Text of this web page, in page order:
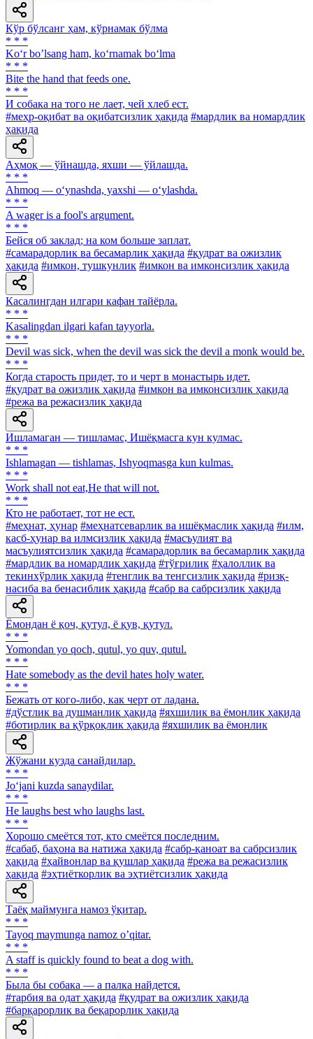
Кўр бўлсанг ҳам, кўрнамак бўлма
* * *
Ko‘r bo’lsang ham, ko‘rnamak bo‘lma
* * *
Bite the hand that feeds one.
* * *
И собака на того не лает, чей хлеб ест.
#меҳр-оқибат ва оқибатсизлик ҳақида #мардлик ва номардлик
ҳақида
Аҳмоқ — ўйнашда, яхши — ўйлашда.
* * *
Ahmoq — o‘ynashda, yaxshi — o‘ylashda.
* * *
A wager is a fool's argument.
* * *
Бейся об заклад; на ком больше заплат.
#самарадорлик ва бесамарлик ҳақида #қудрат ва ожизлик
ҳақида #имкон, тушкунлик #имкон ва имконсизлик ҳақида
Касалингдан илгари кафан тайёрла.
* * *
Kasalingdan ilgari kafan tayyorla.
* * *
Devil was sick, when the devil was sick the devil a monk would be.
* * *
Когда старость придет, то и черт в монастырь идет.
#қудрат ва ожизлик ҳақида #имкон ва имконсизлик ҳақида
#режа ва режасизлик ҳақида
Ишламаган — тишламас, Ишёқмасга кун кулмас.
* * *
Ishlamagan — tishlamas, Ishyoqmasga kun kulmas.
* * *
Work shall not eat,He that will not.
* * *
Кто не работает, тот не ест.
#меҳнат, ҳунар #меҳнатсеварлик ва ишёқмаслик ҳақида #илм,
касб-ҳунар ва илмсизлик ҳақида #масъулият ва
масъулиятсизлик ҳақида #самарадорлик ва бесамарлик ҳақида
#мардлик ва номардлик ҳақида #тўғрилик #ҳалоллик ва
текинхўрлик ҳақида #тенглик ва тенгсизлик ҳақида #ризқ-
насиба ва бенасиблик ҳақида #сабр ва сабрсизлик ҳақида
Ёмондан ё қоч, қутул, ё қув, қутул.
* * *
Yomondan yo qoch, qutul, yo quv, qutul.
* * *
Hate somebody as the devil hates holy water.
* * *
Бежать от кого-либо, как черт от ладана.
#дўстлик ва душманлик ҳақида #яхшилик ва ёмонлик ҳақида
#ботирлик ва қўрқоқлик ҳақида #яхшилик ва ёмонлик
Жўжани кузда санайдилар.
* * *
Jo‘jani kuzda sanaydilar.
* * *
He laughs best who laughs last.
* * *
Хорошо смеётся тот, кто смеётся последним.
#сабаб, баҳона ва натижа ҳақида #сабр-қаноат ва сабрсизлик
ҳақида #ҳайвонлар ва қушлар ҳақида #режа ва режасизлик
ҳақида #эҳтиёткорлик ва эҳтиётсизлик ҳақида
Таёқ маймунга намоз ўқитар.
* * *
Tayoq maymunga namoz oʼqitar.
* * *
A staff is quickly found to beat a dog with.
* * *
Была бы собака — а палка найдется.
#тарбия ва одат ҳақида #қудрат ва ожизлик ҳақида
#барқарорлик ва беқарорлик ҳақида